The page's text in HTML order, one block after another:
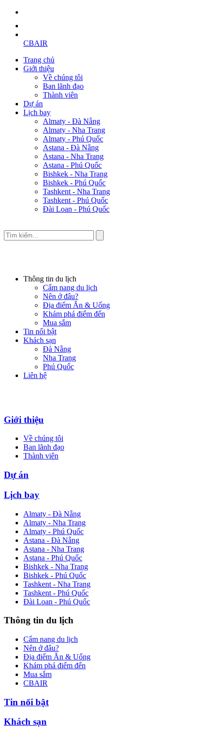
CBAIR
Trang chủ
Giới thiệu
Về chúng tôi
Ban lãnh đạo
Thành viên
Dự án
Lịch bay
Almaty - Đà Nẵng
Almaty - Nha Trang
Almaty - Phú Quốc
Astana - Đà Nẵng
Astana - Nha Trang
Astana - Phú Quốc
Bishkek - Nha Trang
Bishkek - Phú Quốc
Tashkent - Nha Trang
Tashkent - Phú Quốc
Đài Loan - Phú Quốc
Thông tin du lịch
Cẩm nang du lịch
Nên ở đâu?
Địa điểm Ăn & Uống
Khám phá điểm đến
Mua sắm
Tin nổi bật
Khách sạn
Đà Nẵng
Nha Trang
Phú Quốc
Liên hệ
Giới thiệu
Về chúng tôi
Ban lãnh đạo
Thành viên
Dự án
Lịch bay
Almaty - Đà Nẵng
Almaty - Nha Trang
Almaty - Phú Quốc
Astana - Đà Nẵng
Astana - Nha Trang
Astana - Phú Quốc
Bishkek - Nha Trang
Bishkek - Phú Quốc
Tashkent - Nha Trang
Tashkent - Phú Quốc
Đài Loan - Phú Quốc
Thông tin du lịch
Cẩm nang du lịch
Nên ở đâu?
Địa điểm Ăn & Uống
Khám phá điểm đến
Mua sắm
CBAIR
Tin nổi bật
Khách sạn